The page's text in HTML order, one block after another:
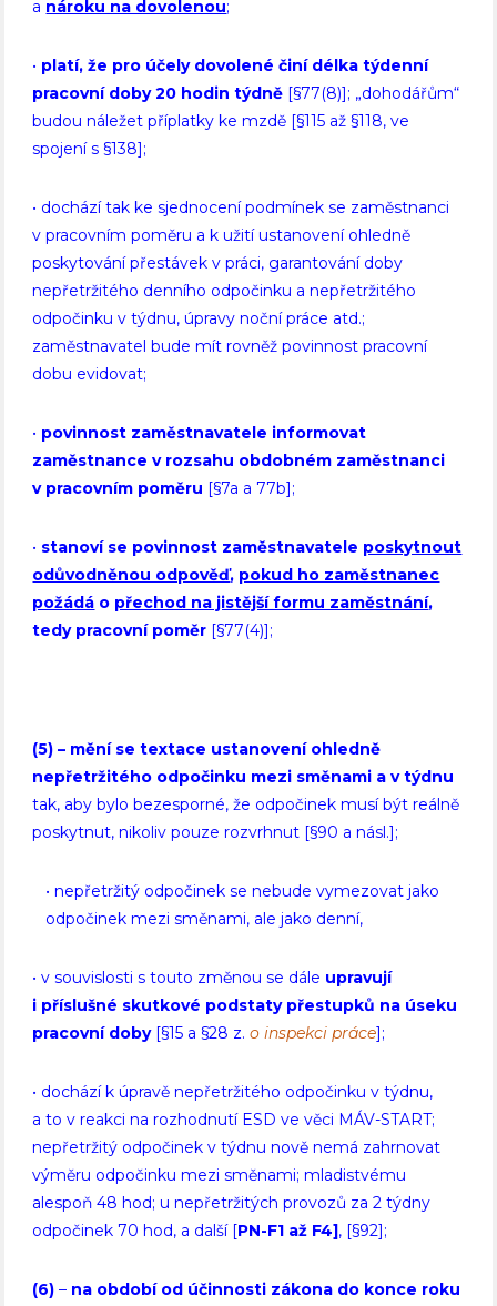
a nároku na dovolenou;
• platí, že pro účely dovolené činí délka týdenní
pracovní doby 20 hodin týdně [§77(8)]; „dohodářům“
budou náležet příplatky ke mzdě [§115 až §118, ve
spojení s §138];
• dochází tak ke sjednocení podmínek se zaměstnanci
v pracovním poměru a k užití ustanovení ohledně
poskytování přestávek v práci, garantování doby
nepřetržitého denního odpočinku a nepřetržitého
odpočinku v týdnu, úpravy noční práce atd.;
zaměstnavatel bude mít rovněž povinnost pracovní
dobu evidovat;
• povinnost zaměstnavatele informovat
zaměstnance v rozsahu obdobném zaměstnanci
v pracovním poměru [§7a a 77b];
• stanoví se povinnost zaměstnavatele poskytnout
odůvodněnou odpověď, pokud ho zaměstnanec
požádá o přechod na jistější formu zaměstnání,
tedy pracovní poměr [§77(4)];
(5) – mění se textace ustanovení ohledně
nepřetržitého odpočinku mezi směnami a v týdnu
tak, aby bylo bezesporné, že odpočinek musí být reálně
poskytnut, nikoliv pouze rozvrhnut [§90 a násl.];
• nepřetržitý odpočinek se nebude vymezovat jako
odpočinek mezi směnami, ale jako denní,
• v souvislosti s touto změnou se dále upravují
i příslušné skutkové podstaty přestupků na úseku
pracovní doby[§15 a §28 z.o inspekci práce];
• dochází k úpravě nepřetržitého odpočinku v týdnu,
a to v reakci na rozhodnutí ESD ve věci MÁV-START;
nepřetržitý odpočinek v týdnu nově nemá zahrnovat
výměru odpočinku mezi směnami; mladistvému
alespoň 48 hod; u nepřetržitých provozů za 2 týdny
odpočinek 70 hod, a další [PN-F1 až F4], [§92];
(6) – na období od účinnosti zákona do konce roku